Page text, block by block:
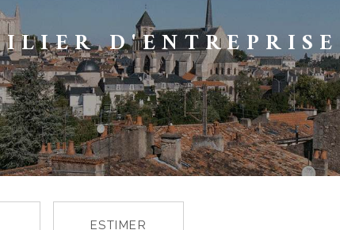
D'ENTREPRISE
ESTIMER